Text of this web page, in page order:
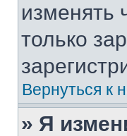
изменять
только
Вернуться к
» Я